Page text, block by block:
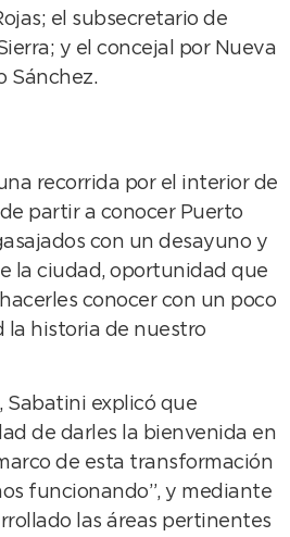
el subsecretario de
y el concejal por Nueva
Sánchez.
recorrida por el interior de
partir a conocer Puerto
con un desayuno y
la ciudad, oportunidad que
conocer con un poco
la historia de nuestro
Sabatini explicó que
de darles la bienvenida en
de esta transformación
funcionando”, y mediante
las áreas pertinentes